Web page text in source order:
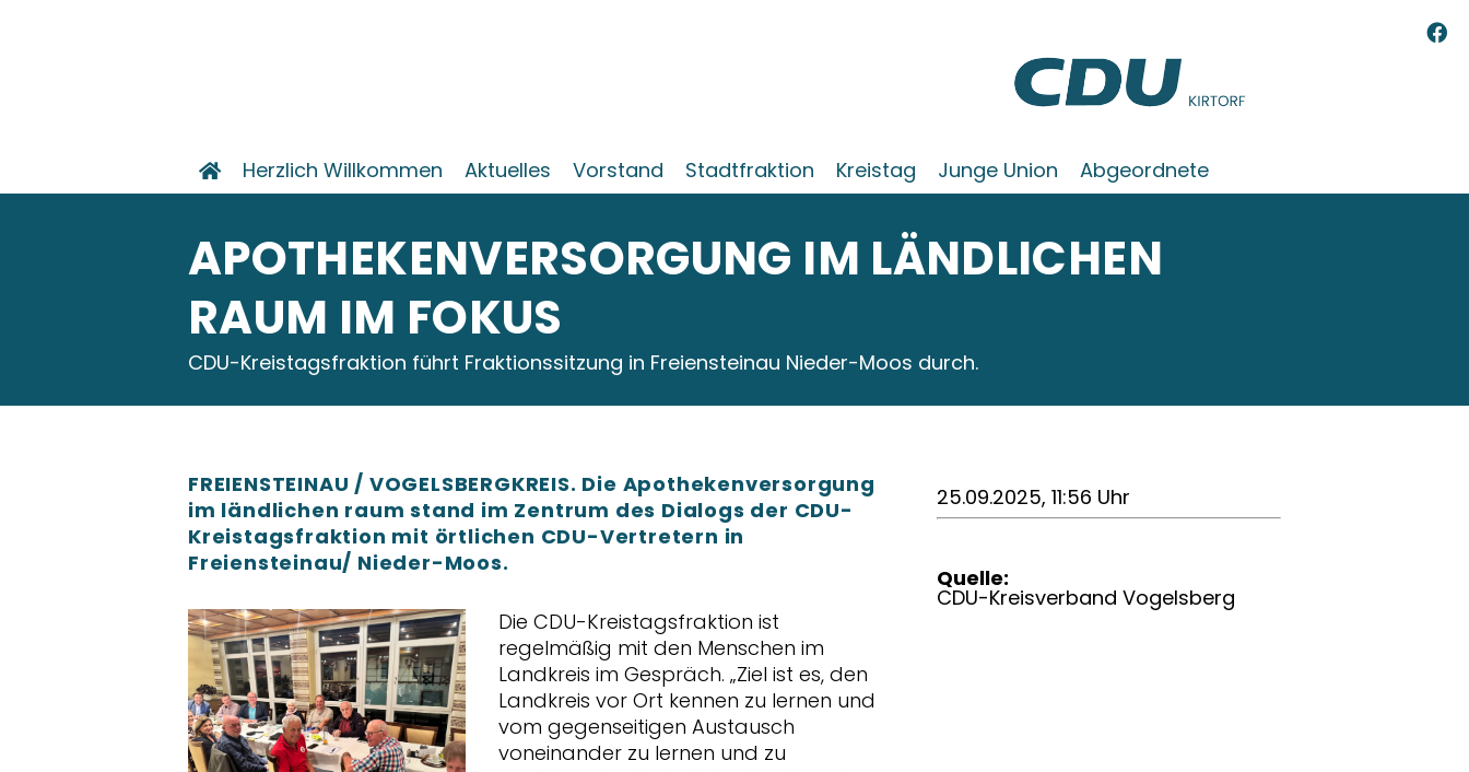
Herzlich Willkommen Aktuelles Vorstand Stadtfraktion Kreistag Junge Union
Abgeordnete
APOTHEKENVERSORGUNG IM LÄNDLICHEN
RAUM IM FOKUS
CDU-Kreistagsfraktion führt Fraktionssitzung in Freiensteinau Nieder-Moos durch.
FREIENSTEINAU / VOGELSBERGKREIS. Die Apothekenversorgung
im ländlichen raum stand im Zentrum des Dialogs der CDU-
Kreistagsfraktion mit örtlichen CDU-Vertretern in
Freiensteinau/ Nieder-Moos.
Die CDU-Kreistagsfraktion ist
regelmäßig mit den Menschen im
Landkreis im Gespräch. „Ziel ist es, den
Landkreis vor Ort kennen zu lernen und
vom gegenseitigen Austausch
voneinander zu lernen und zu
25.09.2025, 11:56 Uhr
Quelle:
CDU-Kreisverband Vogelsberg